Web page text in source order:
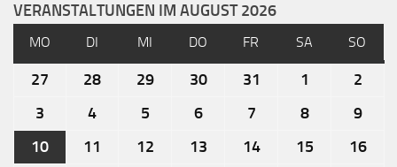
VERANSTALTUNGEN IM AUGUST 2026
MO DI MI DO FR SA SO
27 28 29 30 31 1
2
3
4 5 6 7 8
9
10
11 12 13 14 15
16